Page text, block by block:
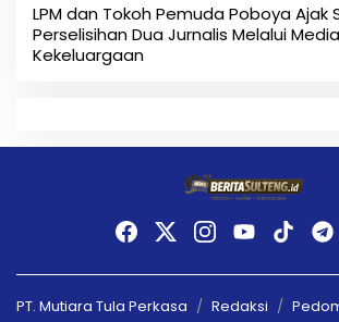
LPM dan Tokoh Pemuda Poboya Ajak
Perselisihan Dua Jurnalis Melalui
Kekeluargaan
PT. Mutiara Tula Perkasa Redaksi